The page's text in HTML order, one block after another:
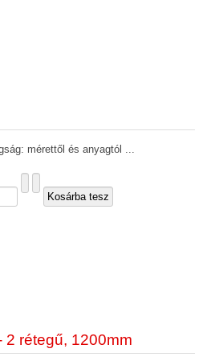
mérettől és anyagtól ...
2 rétegű, 1200mm